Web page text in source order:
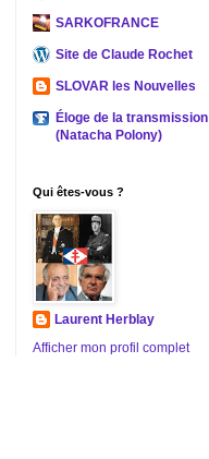
SARKOFRANCE
Site de Claude Rochet
SLOVAR les Nouvelles
Éloge de la transmission
(Natacha Polony)
Qui êtes-vous ?
Laurent Herblay
Afficher mon profil complet